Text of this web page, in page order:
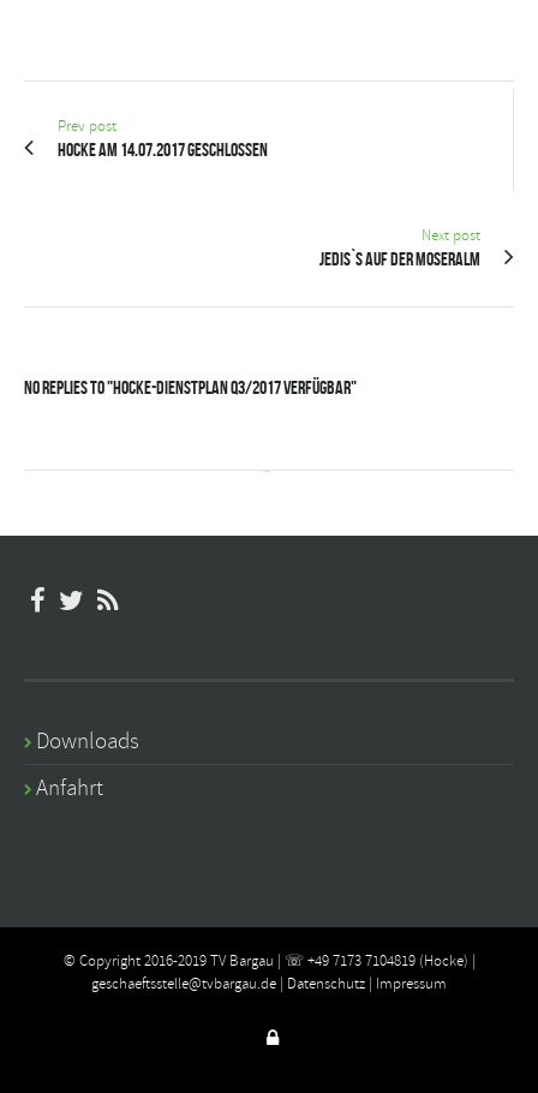
Prev post
Hocke am 14.07.2017 geschlossen
Next post
Jedis`s auf der Moseralm
No Replies to "Hocke-Dienstplan Q3/2017 verfügbar"
Downloads
Anfahrt
© Copyright 2016-2019 TV Bargau | ☏ +49 7173 7104819 (Hocke) |
geschaeftsstelle@tvbargau.de | Datenschutz | Impressum